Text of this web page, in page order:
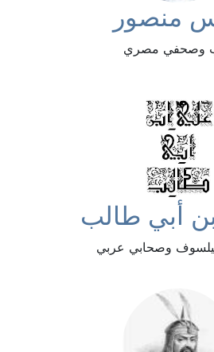
منصور
وصحفي مصري
أبي طالب
وصحابي عربي